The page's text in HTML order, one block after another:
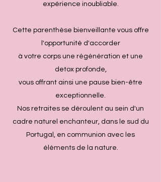
expérience inoubliable.
Cette parenthèse bienveillante vous offre
l'opportunité d'accorder
à votre corps une régénération et une
detox profonde,
vous offrant ainsi une pause bien-être
exceptionnelle.
Nos retraites se déroulent au sein d'un
cadre naturel enchanteur, dans le sud du
Portugal, en communion avec les
éléments de la nature.